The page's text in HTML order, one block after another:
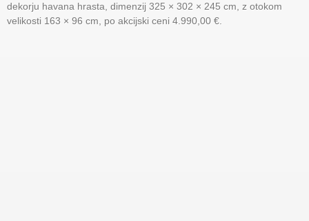
dekorju havana hrasta, dimenzij 325 × 302 × 245 cm, z otokom
velikosti 163 × 96 cm, po akcijski ceni 4.990,00 €.